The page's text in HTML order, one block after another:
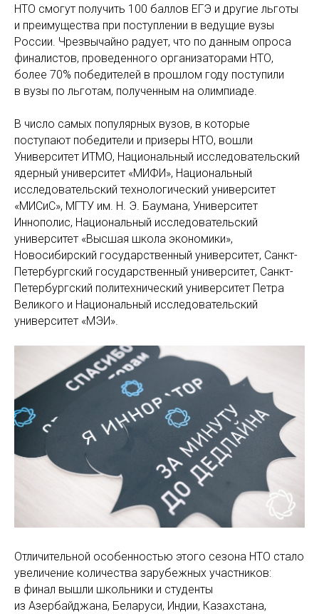
НТО смогут получить 100 баллов ЕГЭ и другие льготы
и преимущества при поступлении в ведущие вузы
России. Чрезвычайно радует, что по данным опроса
финалистов, проведенного организаторами НТО,
более 70% победителей в прошлом году поступили
в вузы по льготам, полученным на олимпиаде.
В число самых популярных вузов, в которые
поступают победители и призеры НТО, вошли
Университет ИТМО, Национальный исследовательский
ядерный университет «МИФИ», Национальный
исследовательский технологический университет
«МИСиС», МГТУ им. Н. Э. Баумана, Университет
Иннополис, Национальный исследовательский
университет «Высшая школа экономики»,
Новосибирский государственный университет, Санкт-
Петербургский государственный университет, Санкт-
Петербургский политехнический университет Петра
Великого и Национальный исследовательский
университет «МЭИ».
Отличительной особенностью этого сезона НТО стало
увеличение количества зарубежных участников:
в финал вышли школьники и студенты
из Азербайджана, Беларуси, Индии, Казахстана,